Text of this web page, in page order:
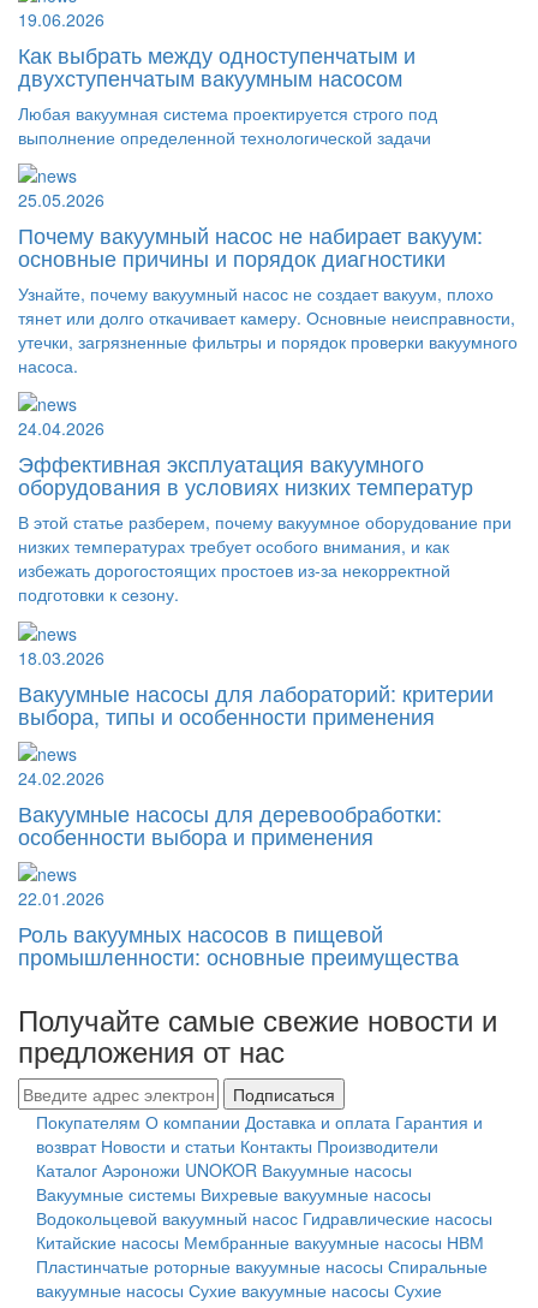
19.06.2026
Как выбрать между одноступенчатым и
двухступенчатым вакуумным насосом
Любая вакуумная система проектируется строго под
выполнение определенной технологической задачи
25.05.2026
Почему вакуумный насос не набирает вакуум:
основные причины и порядок диагностики
Узнайте, почему вакуумный насос не создает вакуум, плохо
тянет или долго откачивает камеру. Основные неисправности,
утечки, загрязненные фильтры и порядок проверки вакуумного
насоса.
24.04.2026
Эффективная эксплуатация вакуумного
оборудования в условиях низких температур
В этой статье разберем, почему вакуумное оборудование при
низких температурах требует особого внимания, и как
избежать дорогостоящих простоев из-за некорректной
подготовки к сезону.
18.03.2026
Вакуумные насосы для лабораторий: критерии
выбора, типы и особенности применения
24.02.2026
Вакуумные насосы для деревообработки:
особенности выбора и применения
22.01.2026
Роль вакуумных насосов в пищевой
промышленности: основные преимущества
Получайте самые свежие новости и
предложения от нас
Подписаться
Покупателям О компании Доставка и оплата Гарантия и
возврат Новости и статьи Контакты Производители
Каталог Аэроножи UNOKOR Вакуумные насосы
Вакуумные системы Вихревые вакуумные насосы
Водокольцевой вакуумный насос Гидравлические насосы
Китайские насосы Мембранные вакуумные насосы НВМ
Пластинчатые роторные вакуумные насосы Спиральные
вакуумные насосы Сухие вакуумные насосы Сухие